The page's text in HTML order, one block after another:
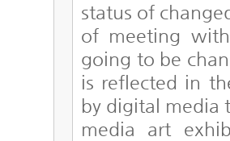
status of
of meeting
going to be
is reflected in
by digital media
media art